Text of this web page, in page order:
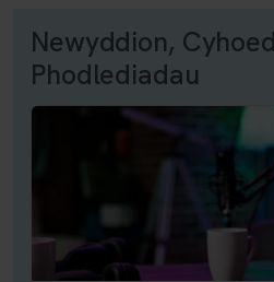
Newyddion,
Phodlediadau